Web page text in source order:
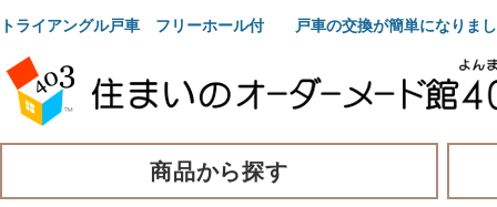
トライアングル戸車 フリーホール付 戸車の交換が簡単になりまし
商品から探す